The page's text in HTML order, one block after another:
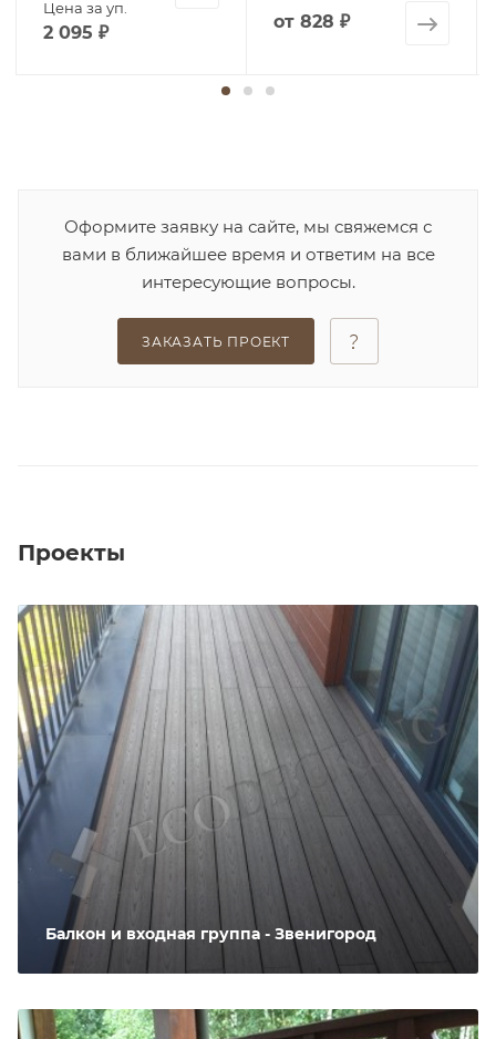
Цена за уп.
2 095 ₽
от 828 ₽
Оформите заявку на сайте, мы свяжемся с
вами в ближайшее время и ответим на все
интересующие вопросы.
ЗАКАЗАТЬ ПРОЕКТ
Проекты
Балкон и входная группа - Звенигород